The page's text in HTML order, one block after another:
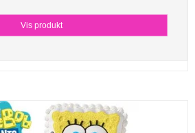
Vis produkt